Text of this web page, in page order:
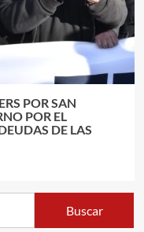
POR SAN
POR EL
DE LAS